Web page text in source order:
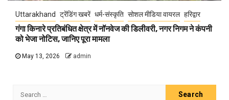
Uttarakhand ट्रेंडिंग खबरें धर्म-संस्कृति सोशल मीडिया वायरल हरिद्वार
गंगा किनारे प्रतिबंधित क्षेत्र में नॉनवेज की डिलीवरी, नगर निगम ने कंपनी
को भेजा नोटिस, जानिए पूरा मामला
May 13, 2026 admin
Search